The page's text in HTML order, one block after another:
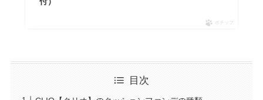
ポチップ
目次